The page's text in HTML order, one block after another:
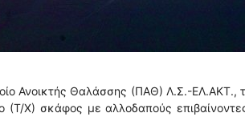
Ανοικτής Θαλάσσης (ΠΑΘ) Λ.Σ.-ΕΛ.ΑΚΤ.,
(Τ/Χ) σκάφος με αλλοδαπούς